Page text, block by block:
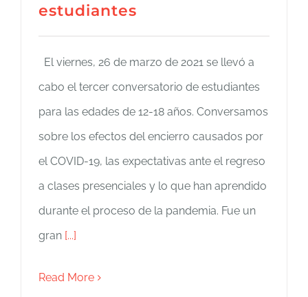
estudiantes
El viernes, 26 de marzo de 2021 se llevó a
cabo el tercer conversatorio de estudiantes
para las edades de 12-18 años. Conversamos
sobre los efectos del encierro causados por
el COVID-19, las expectativas ante el regreso
a clases presenciales y lo que han aprendido
durante el proceso de la pandemia. Fue un
gran [...]
Read More